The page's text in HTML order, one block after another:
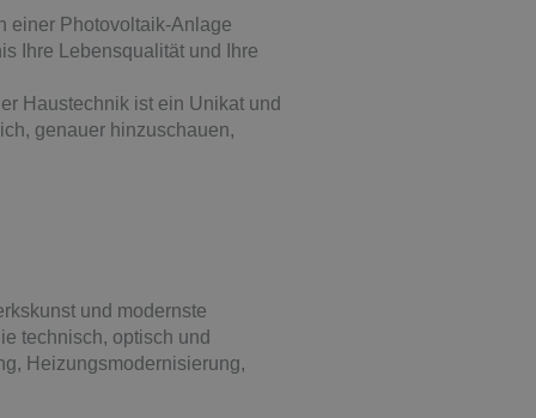
einer Photovoltaik-Anlage
Ihre Lebensqualität und Ihre
Haustechnik ist ein Unikat und
genauer hinzuschauen,
und modernste
technisch, optisch und
Heizungsmodernisierung,